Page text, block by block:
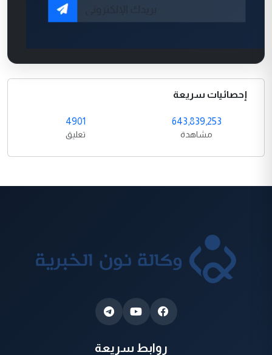
إحصائيات سريعة
643,839,253
مشاهدة
4901
تعليق
روابط سريعة